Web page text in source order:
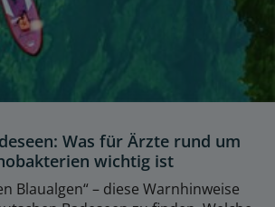
Was für Ärzte rund um
wichtig ist
Blaualgen“ – diese Warnhinweise